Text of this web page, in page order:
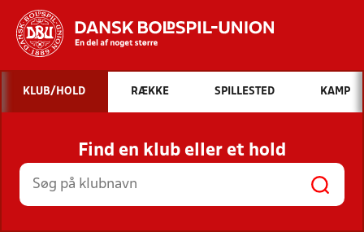
Hvad vil du søge efter?
INDHOLD OG NYHEDER
STILLINGER, RESULTATER, KLUBBER OG
HOLD
KLUB/HOLD RÆKKE SPILLESTED KAMP
Find en klub eller et hold